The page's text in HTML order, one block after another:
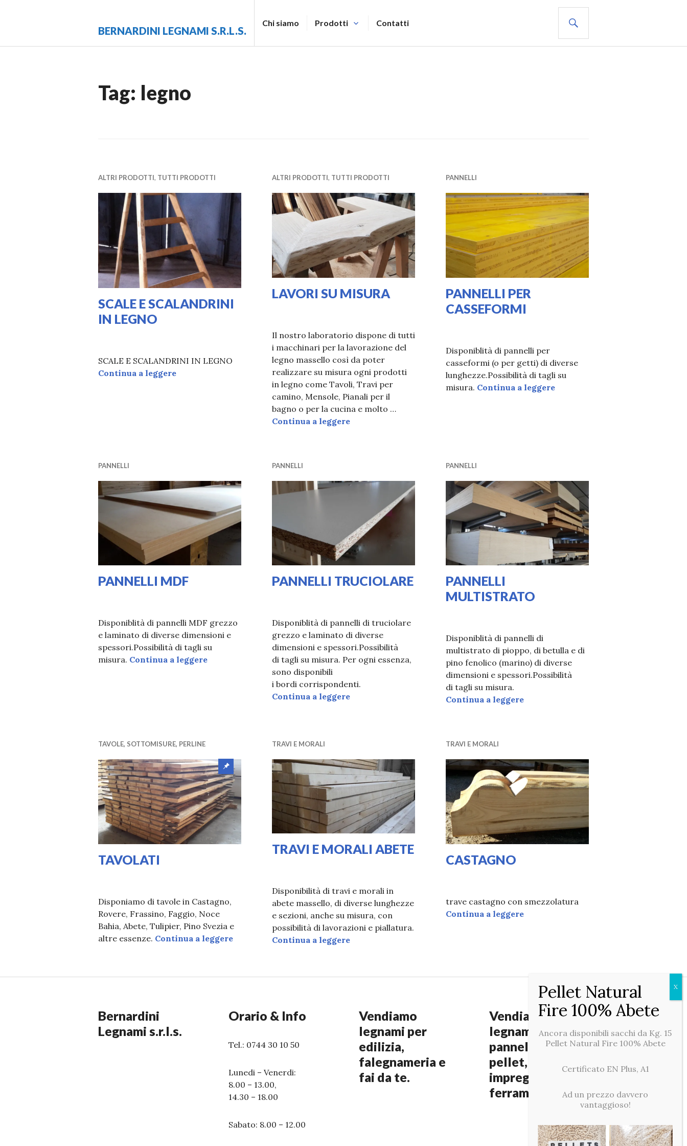
BERNARDINI LEGNAMI S.R.L.S.
Chi siamo Prodotti Contatti
Tag: legno
ALTRI PRODOTTI, TUTTI PRODOTTI
SCALE E SCALANDRINI
IN LEGNO
SCALE E SCALANDRINI IN LEGNO
Continua a leggereSCALE E SCALANDRINI IN LEGNO
ALTRI PRODOTTI, TUTTI PRODOTTI
LAVORI SU MISURA
Il nostro laboratorio dispone di tutti
i macchinari per la lavorazione del
legno massello così da poter
realizzare su misura ogni prodotti
in legno come Tavoli, Travi per
camino, Mensole, Pianali per il
bagno o per la cucina e molto …
Continua a leggereLAVORI SU MISURA
PANNELLI
PANNELLI PER
CASSEFORMI
Disponiblità di pannelli per
casseformi (o per getti) di diverse
lunghezze.Possibilità di tagli su
misura. Continua a leggerePANNELLI PER CASSEFORMI
PANNELLI
PANNELLI MDF
Disponiblità di pannelli MDF grezzo
e laminato di diverse dimensioni e
spessori.Possibilità di tagli su
misura. Continua a leggerePANNELLI MDF
PANNELLI
PANNELLI TRUCIOLARE
Disponiblità di pannelli di truciolare
grezzo e laminato di diverse
dimensioni e spessori.Possibilità
di tagli su misura. Per ogni essenza,
sono disponibili
i bordi corrispondenti.
Continua a leggerePANNELLI TRUCIOLARE
PANNELLI
PANNELLI
MULTISTRATO
Disponiblità di pannelli di
multistrato di pioppo, di betulla e di
pino fenolico (marino) di diverse
dimensioni e spessori.Possibilità
di tagli su misura.
Continua a leggerePANNELLI MULTISTRATO
TAVOLE, SOTTOMISURE, PERLINE
Articolo
evidenziato
TAVOLATI
Disponiamo di tavole in Castagno,
Rovere, Frassino, Faggio, Noce
Bahia, Abete, Tulipier, Pino Svezia e
altre essenze. Continua a leggereTAVOLATI
TRAVI E MORALI
TRAVI E MORALI ABETE
Disponibilità di travi e morali in
abete massello, di diverse lunghezze
e sezioni, anche su misura, con
possibilità di lavorazioni e piallatura.
Continua a leggereTRAVI E MORALI ABETE
TRAVI E MORALI
CASTAGNO
trave castagno con smezzolatura
Continua a leggereCASTAGNO
Bernardini
Legnami s.r.l.s.
Orario & Info
Tel.: 0744 30 10 50
Lunedi – Venerdi:
8.00 – 13.00,
14.30 – 18.00
Sabato: 8.00 – 12.00
Vendiamo
legnami per
edilizia,
falegnameria e
fai da te.
Vendiamo
legnami, paleria,
pannellature,
pellet,
impregnanti e
ferramenta.
Ancora disponibili sacchi da Kg. 15
Pellet Natural Fire 100% Abete
Certificato EN Plus, A1
Ad un prezzo davvero
vantaggioso!